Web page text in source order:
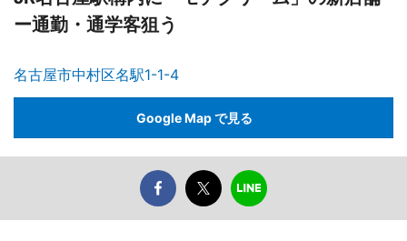
ー通勤・通学客狙う
名古屋市中村区名駅1-1-4
Google Map で見る